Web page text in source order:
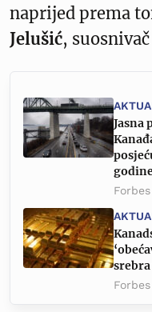
naprijed prema
Jelušić, suosnivač
Jasna
Forbes